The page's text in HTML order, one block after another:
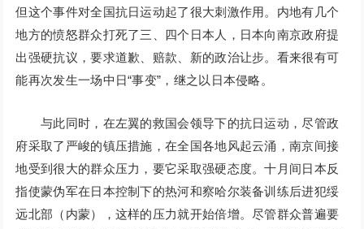
但这个事件对全国抗日运动起了很大刺激作用。内地有几个
地方的愤怒群众打死了三、四个日本人，日本向南京政府提
出强硬抗议，要求道歉、赔款、新的政治让步。看来很有可
能再次发生一场中日“事变”，继之以日本侵略。
与此同时，在左翼的救国会领导下的抗日运动，尽管政
府采取了严峻的镇压措施，在全国各地风起云涌，南京间接
地受到很大的群众压力，要它采取强硬态度。十月间日本反
指使蒙伪军在日本控制下的热河和察哈尔装备训练后进犯绥
远北部（内蒙），这样的压力就开始倍增。尽管群众普遍要